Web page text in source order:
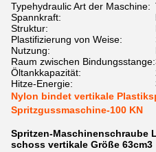
Typehydraulic Art der Maschine:
Spannkraft:
Struktur:
Plastifizierung von Weise:
Nutzung:
Raum zwischen Bindungsstange:
Öltankkapazität:
Hitze-Energie:
Nylon bindet vertikale
Spritzgussmaschine-100 KN
Spritzen-Maschinenschraube
schoss vertikale Größe 63cm3